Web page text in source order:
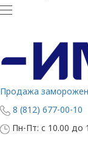
Продажа
8 (812) 677-00-10
Пн-Пт: с 10.00 до